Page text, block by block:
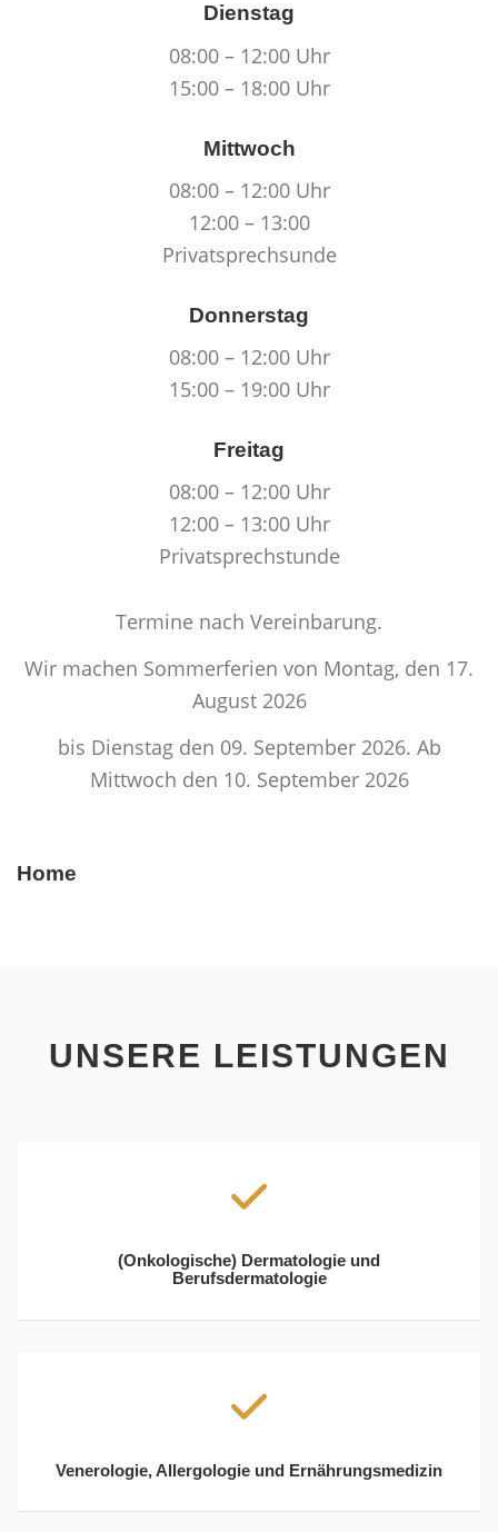
Dienstag
08:00 – 12:00 Uhr
15:00 – 18:00 Uhr
Mittwoch
08:00 – 12:00 Uhr
12:00 – 13:00
Privatsprechsunde
Donnerstag
08:00 – 12:00 Uhr
15:00 – 19:00 Uhr
Freitag
08:00 – 12:00 Uhr
12:00 – 13:00 Uhr
Privatsprechstunde
Termine nach Vereinbarung.
Wir machen Sommerferien von Montag, den 17.
August 2026
bis Dienstag den 09. September 2026. Ab
Mittwoch den 10. September 2026
Home
UNSERE LEISTUNGEN
(Onkologische) Dermatologie und
Berufsdermatologie
Venerologie, Allergologie und Ernährungsmedizin